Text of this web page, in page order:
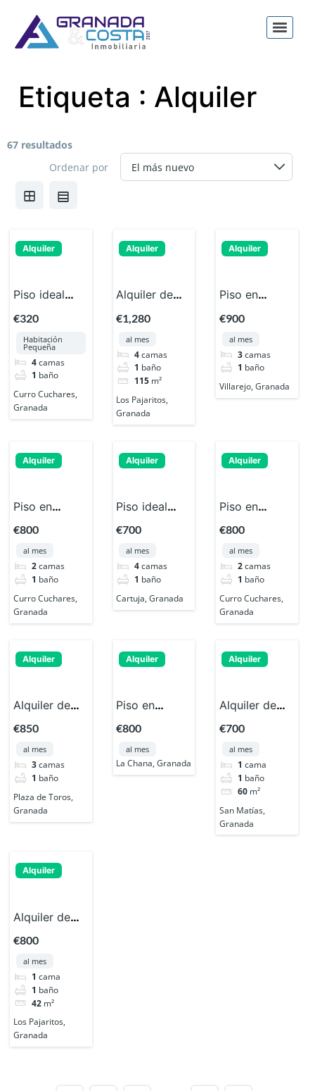
Etiqueta : Alquiler
67 resultados
Ordenar por
Alquiler
Piso ideal
para
chicas en
calle Curro
Cuchares
€320
Habitación
Pequeña
4camas
1 baño
Curro Cuchares,
Granada
Alquiler
Alquiler de
piso en
Pasaje Cruz
de Mayo, 1
€1,280
al mes
4camas
1 baño
115 m²
Los Pajaritos,
Granada
Alquiler
Piso en
alquiler para
en Avenida
del Sur
€900
al mes
3camas
1 baño
Villarejo, Granada
Alquiler
Piso en
alquiler en la
Cuchares
€800
al mes
2camas
1 baño
Curro Cuchares,
Granada
Alquiler
Piso ideal
para
junto al
campus de la
€700
al mes
4camas
1 baño
Cartuja, Granada
Alquiler
Piso en
alquiler en
Cuchares
€800
al mes
2camas
1 baño
Curro Cuchares,
Granada
Alquiler
Alquiler de
piso para
en zona Plaza
de Toros
€850
al mes
3camas
1 baño
Plaza de Toros,
Granada
Alquiler
Piso en
alquiler para
en la Calle
Nervión – La
€800
al mes
La Chana, Granada
Alquiler
Alquiler de
piso en calle
21
€700
al mes
1 cama
1 baño
60 m²
San Matías,
Granada
Alquiler
Alquiler de
piso en calle
Señora de la
Salud, 1
€800
al mes
1 cama
1 baño
42 m²
Los Pajaritos,
Granada